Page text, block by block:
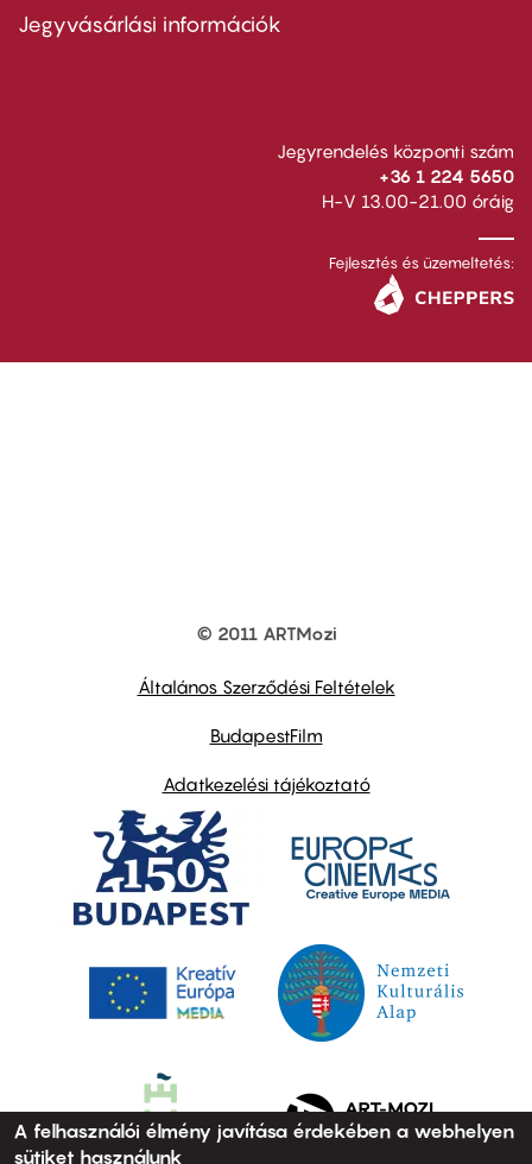
second
Jegyvásárlási információk
Jegyrendelés központi szám
+36 1 224 5650
H-V 13.00-21.00 óráig
Fejlesztés és üzemeltetés:
© 2011 ARTMozi
Általános Szerződési Feltételek
BudapestFilm
Adatkezelési tájékoztató
A felhasználói élmény javítása érdekében a webhelyen
sütiket használunk